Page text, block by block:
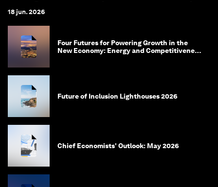
18 jun. 2026
Four Futures for Powering Growth in the
New Economy: Energy and Competitiveness
Future of Inclusion Lighthouses 2026
Chief Economists' Outlook: May 2026